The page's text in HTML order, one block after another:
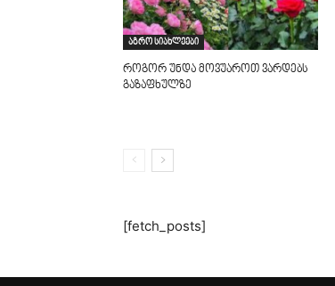
აგრო სიახლეები
როგორ უნდა მოვუაროთ ვარდებს
გაზაფხულზე
[fetch_posts]